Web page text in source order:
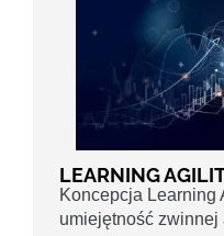
LEARNING
Koncepcja Learning
umiejętność zwinnej